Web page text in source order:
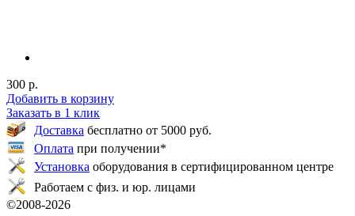
300 р.
Добавить в корзину
Заказать в 1 клик
Доставка бесплатно от 5000 руб.
Оплата при получении*
Установка оборудования в сертифицированном центре
Работаем с физ. и юр. лицами
©2008-2026